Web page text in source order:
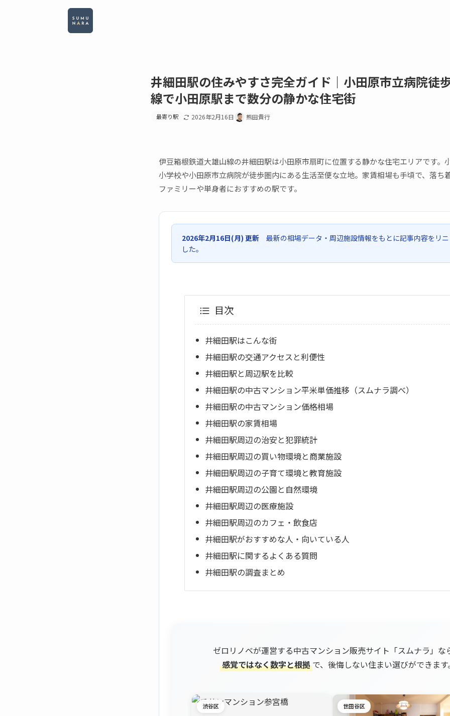
井細田駅の住みやすさ完全ガイド｜小田原市立病院徒
線で小田原駅まで数分の静かな住宅街
最寄り駅 2026年2月16日 熊田貴行
伊豆箱根鉄道大雄山線の井細田駅は小田原市扇町に位置する静かな住宅エリアです。
小学校や小田原市立病院が徒歩圏内にある生活至便な立地。家賃相場も手頃で、落ち
ファミリーや単身者におすすめの駅です。
2026年2月16日(月) 更新 最新の相場データ・周辺施設情報をもとに記事内容をリ
した。
目次
井細田駅はこんな街
井細田駅の交通アクセスと利便性
井細田駅と周辺駅を比較
井細田駅の中古マンション平米単価推移（スムナラ調べ）
井細田駅の中古マンション価格相場
井細田駅の家賃相場
井細田駅周辺の治安と犯罪統計
井細田駅周辺の買い物環境と商業施設
井細田駅周辺の子育て環境と教育施設
井細田駅周辺の公園と自然環境
井細田駅周辺の医療施設
井細田駅周辺のカフェ・飲食店
井細田駅がおすすめな人・向いている人
井細田駅に関するよくある質問
井細田駅の調査まとめ
ゼロリノベが運営する中古マンション販売サイト「スムナラ」な
感覚ではなく数字と根拠で、後悔しない住まい選びができます
渋谷区 世田谷区